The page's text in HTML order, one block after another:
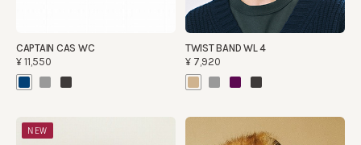
CAPTAIN CAS WC
¥11,550
TWIST BAND WL 4
¥7,920
NEW